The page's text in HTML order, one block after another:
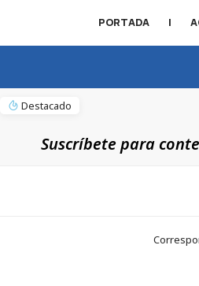
PORTADA |
Destacado
Suscríbete para